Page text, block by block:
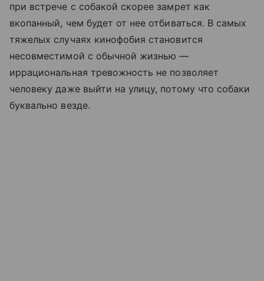
при встрече с собакой скорее замрет как
вкопанный, чем будет от нее отбиваться. В самых
тяжелых случаях кинофобия становится
несовместимой с обычной жизнью —
иррациональная тревожность не позволяет
человеку даже выйти на улицу, потому что собаки
буквально везде.